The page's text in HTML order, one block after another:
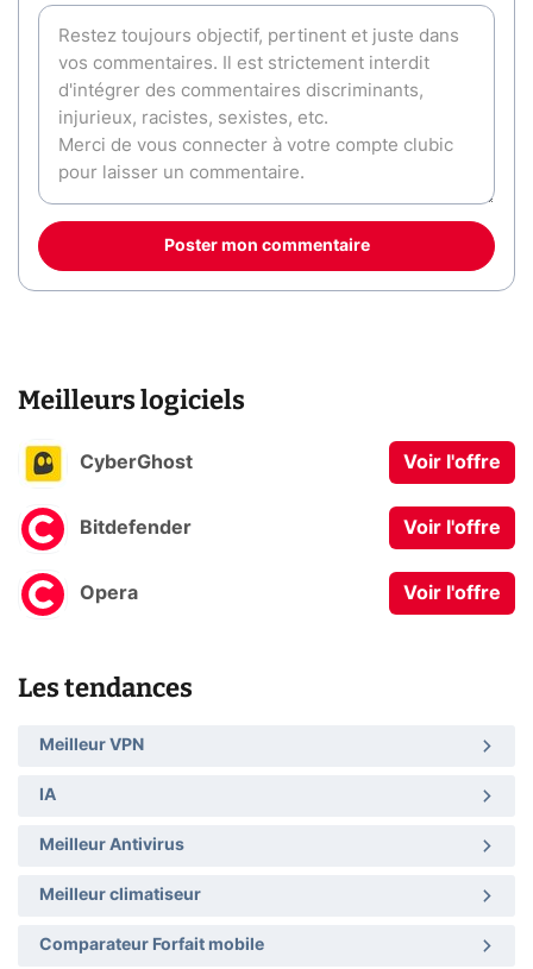
Poster mon commentaire
Meilleurs logiciels
CyberGhost Voir l'offre
Bitdefender Voir l'offre
Opera Voir l'offre
Les tendances
Meilleur VPN
IA
Meilleur Antivirus
Meilleur climatiseur
Comparateur Forfait mobile